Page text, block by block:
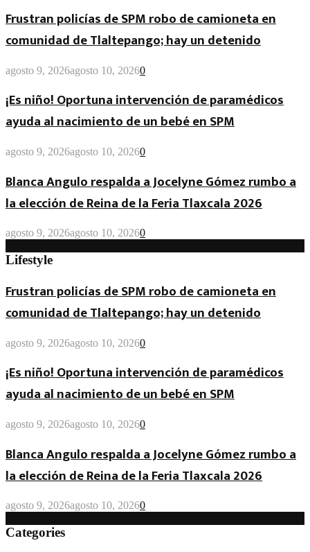
Frustran policías de SPM robo de camioneta en
comunidad de Tlaltepango; hay un detenido
agosto 9, 2026agosto 10, 20260
¡Es niño! Oportuna intervención de paramédicos
ayuda al nacimiento de un bebé en SPM
agosto 9, 2026agosto 10, 20260
Blanca Angulo respalda a Jocelyne Gómez rumbo a
la elección de Reina de la Feria Tlaxcala 2026
agosto 9, 2026agosto 10, 20260
Lifestyle
Frustran policías de SPM robo de camioneta en
comunidad de Tlaltepango; hay un detenido
agosto 9, 2026agosto 10, 20260
¡Es niño! Oportuna intervención de paramédicos
ayuda al nacimiento de un bebé en SPM
agosto 9, 2026agosto 10, 20260
Blanca Angulo respalda a Jocelyne Gómez rumbo a
la elección de Reina de la Feria Tlaxcala 2026
agosto 9, 2026agosto 10, 20260
Categories